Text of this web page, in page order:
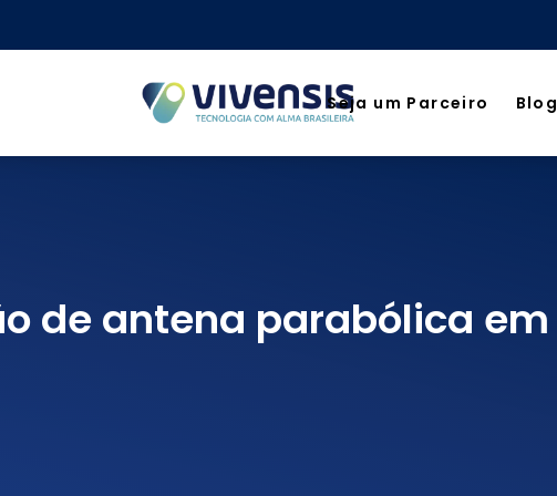
Technology
Care Technology
Seja um Parceiro Blog
de antena parabólica em